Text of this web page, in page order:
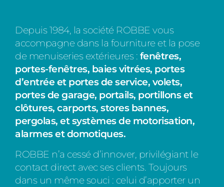
Depuis 1984, la société ROBBE vous
accompagne dans la fourniture et la pose
de menuiseries extérieures : fenêtres,
portes-fenêtres, baies vitrées, portes
d’entrée et portes de service, volets,
portes de garage, portails, portillons et
clôtures, carports, stores bannes,
pergolas, et systèmes de motorisation,
alarmes et domotiques.
ROBBE n’a cessé d’innover, privilégiant le
contact direct avec ses clients. Toujours
dans un même souci : celui d’apporter un